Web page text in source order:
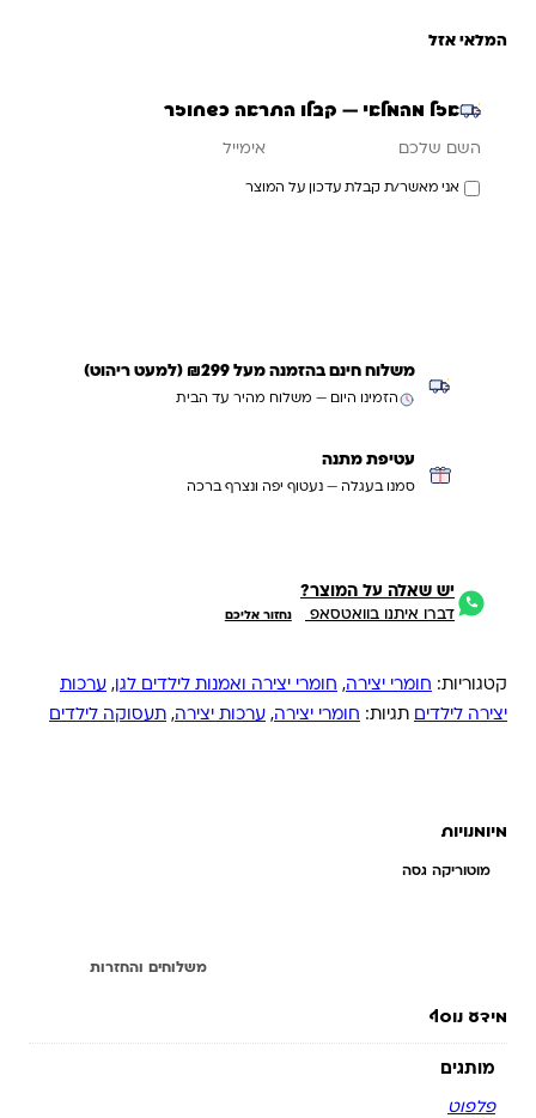
המלאי אזל
אזל מהמלאי — קבלו התראה כשחוזר
אני מאשר/ת קבלת עדכון על המוצר
משלוח חינם בהזמנה מעל ₪299 (למעט ריהוט)
הזמינו היום — משלוח מהיר עד הבית
עטיפת מתנה
סמנו בעגלה — נעטוף יפה ונצרף ברכה
יש שאלה על המוצר?
דברו איתנו בוואטסאפ נחזור אליכם
קטגוריות: חומרי יצירה, חומרי יצירה ואמנות לילדים לגן , ערכות
יצירה לילדים תגיות: חומרי יצירה, ערכות יצירה, תעסוקה לילדים
מיומנויות
מוטוריקה גסה
משלוחים והחזרות
מידע נוסף
מותגים
פלפוט